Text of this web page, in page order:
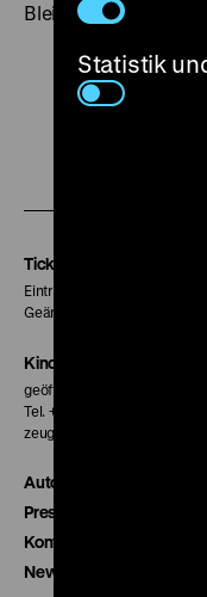
Bleibenden. (pn)
Tickets
Eintritt 5 €
Geänderte Preise sind im
Kinokasse
geöffnet 30 Minuten vor
Tel. + 49 30 20304-770
zeughauskino@dhm.de
Autor*innen
Presse
Kontakt
Newsletter
Statistik